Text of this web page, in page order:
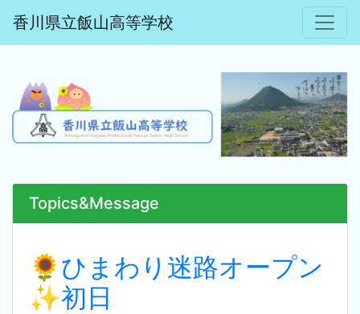
香川県立飯山高等学校
Topics&Message
🌻ひまわり迷路オープン
✨初日